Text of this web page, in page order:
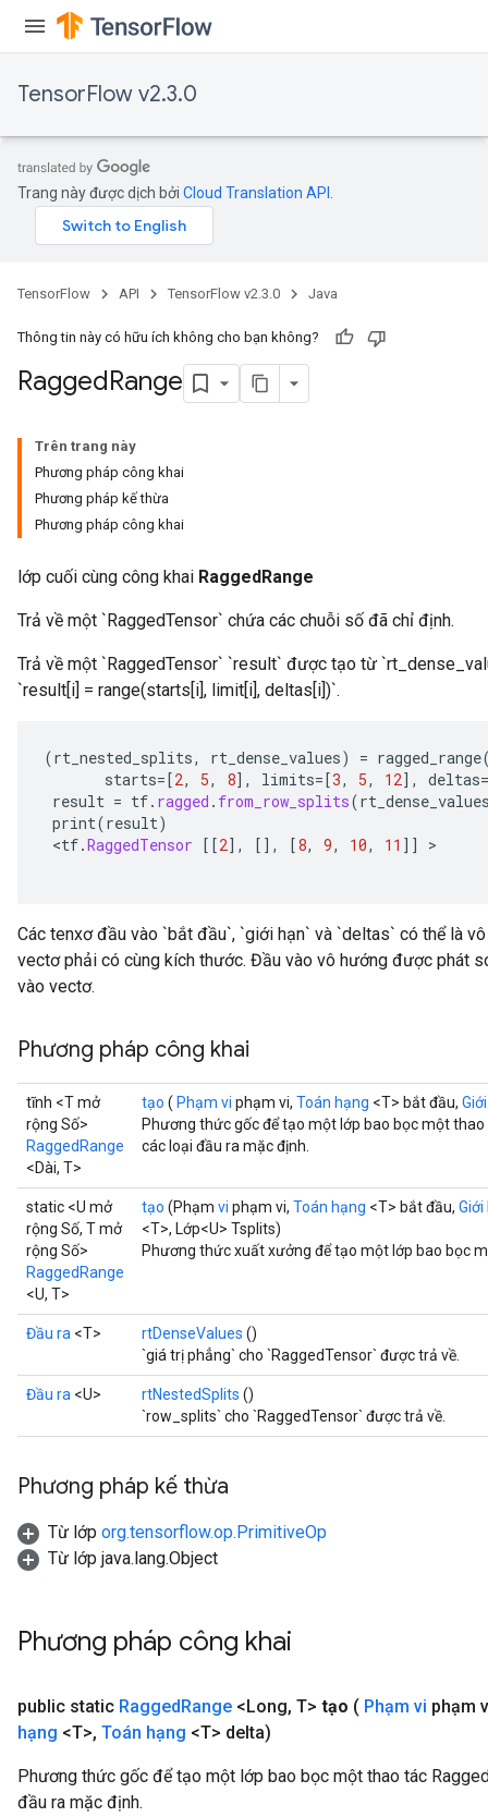
TensorFlow v2.3.0
Trang này được dịch bởi Cloud Translation API
TensorFlow API TensorFlow v2.3.0 Java
Thông tin này có hữu ích không cho bạn không?
RaggedRange
Trên trang này
Phương pháp công khai
Phương pháp kế thừa
Phương pháp công khai
lớp cuối cùng công khai RaggedRange
Trả về một `RaggedTensor` chứa các chuỗi số đã chỉ định.
Trả về một `RaggedTensor` `result` được tạo từ
`result[i] = range(starts[i], limit[i], deltas[i])`.
(rt_nested_splits, rt_dense_values) = ragged_range
starts=[2, 5, 8] , limits=[3, 5, 12] , deltas=
result = tf. ragged . from_row_splits(
print(result)
<tf.RaggedTensor [[2] , [] , [8, 9, 10, 11 ]]
Các tenxơ đầu vào `bắt đầu`, `giới hạn` và `deltas` có thể là
vectơ phải có cùng kích thước. Đầu vào vô hướng được phát
vào vectơ.
Phương pháp công khai
tĩnh <T mở
rộng Số>
RaggedRange
<Dài, T>
tạo ( Phạm vi phạm vi, Toán hạng <T> bắt đầu,
Phương thức gốc để tạo một lớp bao bọc một
các loại đầu ra mặc định.
static <U mở
rộng Số, T mở
rộng Số>
RaggedRange
<U, T>
tạo (Phạm vi phạm vi, Toán hạng <T> bắt đầu, Giới
<T>, Lớp<U> Tsplits)
Phương thức xuất xưởng để tạo một lớp bao bọc
Đầu ra <T> rtDenseValues ​​()
`giá trị phẳng` cho `RaggedTensor` được trả về.
Đầu ra <U> rtNestedSplits ()
`row_splits` cho `RaggedTensor` được trả về.
Phương pháp kế thừa
Từ lớp org.tensorflow.op.PrimitiveOp
Từ lớp java.lang.Object
Phương pháp công khai
public static RaggedRange <Long, T> tạo ( Phạm vi phạm
hạng <T>, Toán hạng <T> delta)
Phương thức gốc để tạo một lớp bao bọc một thao tác
đầu ra mặc định.